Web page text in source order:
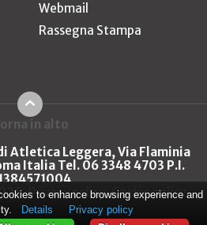
Webmail
Rassegna Stampa
in alto
Atletica Leggera, Via Flaminia
Italia Tel. 06 3348 4703 P.I.
Privacy policy Cookie policy
to enhance browsing experience and
Details
Privacy policy